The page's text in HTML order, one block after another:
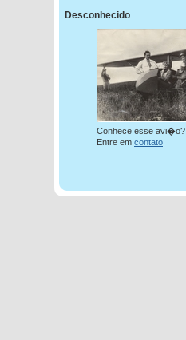
Desconhecido
Conhece esse avi�o?
Entre em contato